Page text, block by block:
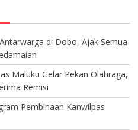
di Dobo, Ajak Semua
Maluku Gelar Pekan Olahraga,
Remisi
Pembinaan Kanwilpas